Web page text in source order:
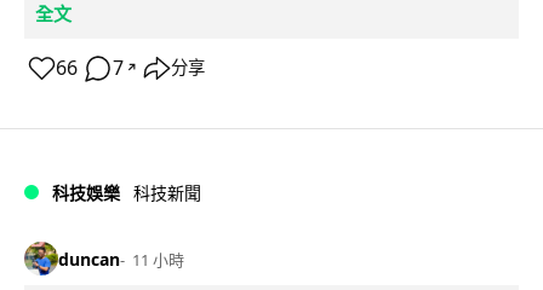
全文
66 7 ↗ 分享
科技娛樂 科技新聞
duncan 11 小時